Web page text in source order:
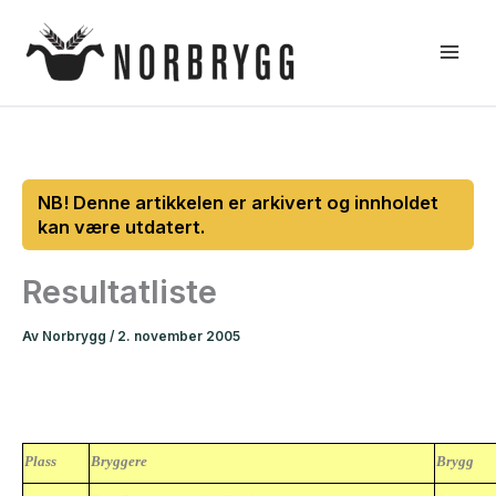
rett
Resultatliste
Av Norbrygg / 2. november 2005
Plass Bryggere Brygg